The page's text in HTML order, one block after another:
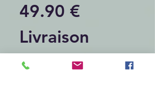
49.90 €
Livraison
comprise